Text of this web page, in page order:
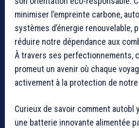
minimiser l’empreinte carbone,
systèmes d’énergie renouvelable,
réduire notre dépendance aux
À travers ses perfectionnements,
promeut un avenir où chaque
activement à la protection de
Curieux de savoir comment autobl
une batterie innovante alimentée